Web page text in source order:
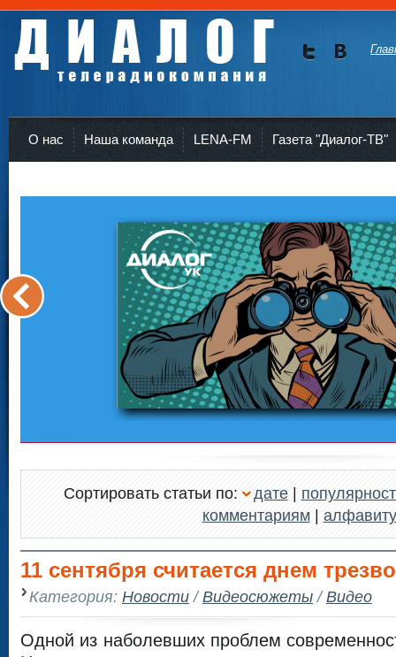
О нас Наша команда LENA-FM Газета "Диалог-ТВ"
Сортировать статьи по: дате|
комментариям| алфавиту
11 сентября считается днем
Категория: Новости/Видеосюжеты/Видео
Одной из наболевших проблем